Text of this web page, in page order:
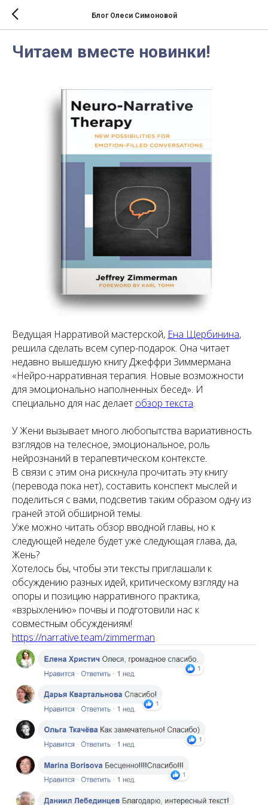
Блог Олеси Симоновой
Читаем вместе новинки!
Ведущая Нарративой мастерской, Ена Щербинина,
решила сделать всем супер-подарок. Она читает
недавно вышедшую книгу Джеффри Зиммермана
«Нейро-нарративная терапия. Новые возможности
для эмоционально наполненных бесед». И
специально для нас делает обзор текста.
У Жени вызывает много любопытства вариативность
взглядов на телесное, эмоциональное, роль
нейрознаний в терапевтическом контексте.
В связи с этим она рискнула прочитать эту книгу
(перевода пока нет), составить конспект мыслей и
поделиться с вами, подсветив таким образом одну из
граней этой обширной темы.
Уже можно читать обзор вводной главы, но к
следующей неделе будет уже следующая глава, да,
Жень?
Хотелось бы, чтобы эти тексты приглашали к
обсуждению разных идей, критическому взгляду на
опоры и позицию нарративного практика,
«взрыхлению» почвы и подготовили нас к
совместным обсуждениям!
https://narrative.team/zimmerman